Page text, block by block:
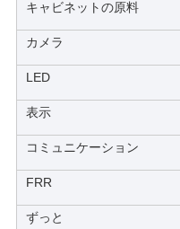
キャビネットの原料
カメラ
LED
表示
コミュニケーション
FRR
ずっと